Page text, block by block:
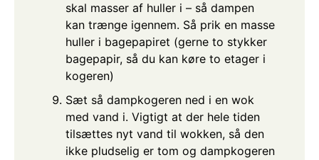
skal masser af huller i – så dampen
kan trænge igennem. Så prik en masse
huller i bagepapiret (gerne to stykker
bagepapir, så du kan køre to etager i
kogeren)
Sæt så dampkogeren ned i en wok
med vand i. Vigtigt at der hele tiden
tilsættes nyt vand til wokken, så den
ikke pludselig er tom og dampkogeren